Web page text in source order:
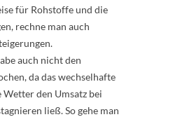
für Rohstoffe und die
rechne man auch
auch nicht den
da das wechselhafte
den Umsatz bei
ließ. So gehe man